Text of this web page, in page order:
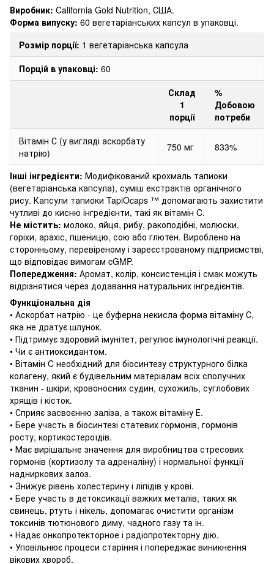
Виробник: California Gold Nutrition, США.
Форма випуску: 60 вегетаріанських капсул в упаковці.
Розмір порції: 1 вегетаріанська капсула
Порцій в упаковці: 60
Склад
1
порції
%
Добовою
потреби
Вітамін С (у вигляді аскорбату
натрію)
750 мг 833%
Інші інгредієнти: Модифікований крохмаль тапиоки
(вегетаріанська капсула), суміш екстрактів органічного
рису. Капсули тапиоки TapiOcaps ™ допомагають захистити
чутливі до кисню інгредієнти, такі як вітамін C.
Не містить: молоко, яйця, рибу, ракоподібні, молюски,
горіхи, арахіс, пшеницю, сою або глютен. Вироблено на
сторонньому, перевіреному і зареєстрованому підприємстві,
що відповідає вимогам cGMP.
Попередження: Аромат, колір, консистенція і смак можуть
відрізнятися через додавання натуральних інгредієнтів.
Функціональна дія
• Аскорбат натрію - це буферна некисла форма вітаміну С,
яка не дратує шлунок.
• Підтримує здоровий імунітет, регулює імунологічні реакції.
• Чи є антиоксидантом.
• Вітамін C необхідний для біосинтезу структурного білка
колагену, який є будівельним матеріалам всіх сполучних
тканин - шкіри, кровоносних судин, сухожиль, суглобових
хрящів і кісток.
• Сприяє засвоєнню заліза, а також вітаміну Е.
• Бере участь в біосинтезі статевих гормонів, гормонів
росту, кортикостероїдів.
• Має вирішальне значення для виробництва стресових
гормонів (кортизолу та адреналіну) і нормальної функції
надниркових залоз.
• Знижує рівень холестерину і ліпідів у крові.
• Бере участь в детоксикації важких металів, таких як
свинець, ртуть і нікель, допомагає очистити організм
токсинів тютюнового диму, чадного газу та ін.
• Надає онкопротекторное і радіопротекторну дію.
• Уповільнює процеси старіння і попереджає виникнення
вікових хвороб.